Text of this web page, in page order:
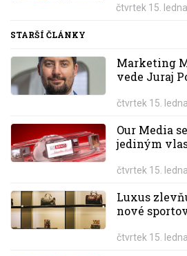
čtvrtek 15.
STARŠÍ ČLÁNKY
Marketing
vede Juraj
čtvrtek 15.
Our Media
jediným
čtvrtek 15.
Luxus
nové
čtvrtek 15.